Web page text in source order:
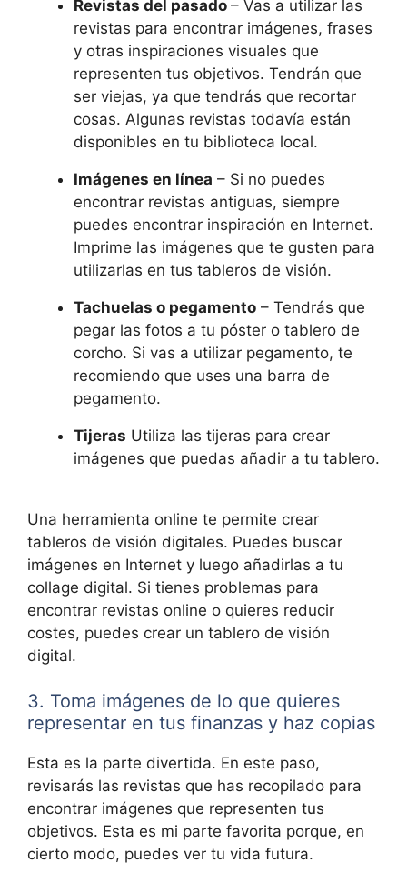
Revistas del pasado – Vas a utilizar las
revistas para encontrar imágenes, frases
y otras inspiraciones visuales que
representen tus objetivos. Tendrán que
ser viejas, ya que tendrás que recortar
cosas. Algunas revistas todavía están
disponibles en tu biblioteca local.
Imágenes en línea – Si no puedes
encontrar revistas antiguas, siempre
puedes encontrar inspiración en Internet.
Imprime las imágenes que te gusten para
utilizarlas en tus tableros de visión.
Tachuelas o pegamento – Tendrás que
pegar las fotos a tu póster o tablero de
corcho. Si vas a utilizar pegamento, te
recomiendo que uses una barra de
pegamento.
Tijeras Utiliza las tijeras para crear
imágenes que puedas añadir a tu tablero.
Una herramienta online te permite crear
tableros de visión digitales. Puedes buscar
imágenes en Internet y luego añadirlas a tu
collage digital. Si tienes problemas para
encontrar revistas online o quieres reducir
costes, puedes crear un tablero de visión
digital.
3. Toma imágenes de lo que quieres
representar en tus finanzas y haz copias
Esta es la parte divertida. En este paso,
revisarás las revistas que has recopilado para
encontrar imágenes que representen tus
objetivos. Esta es mi parte favorita porque, en
cierto modo, puedes ver tu vida futura.